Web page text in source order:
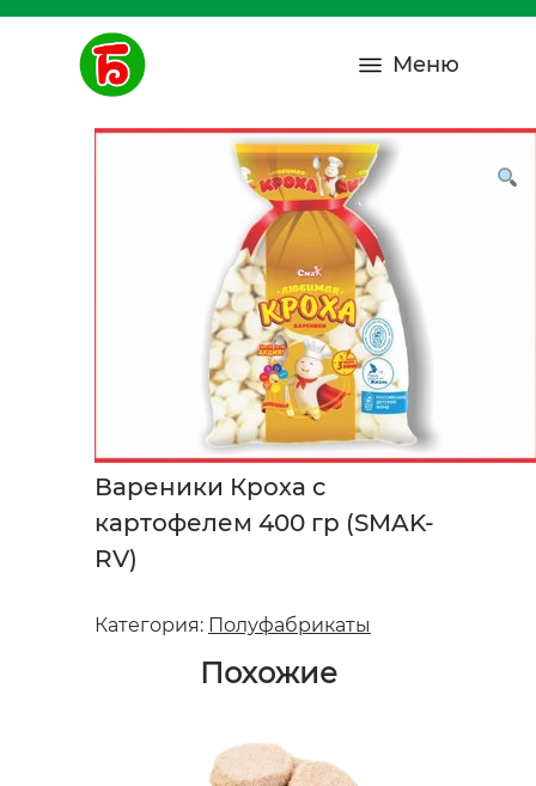
Меню
Вареники Кроха с
картофелем 400 гр (SMAK-
RV)
Категория: Полуфабрикаты
Похожие